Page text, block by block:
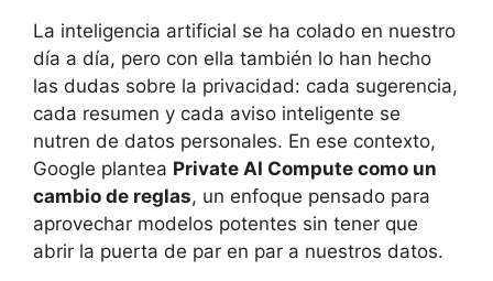
La inteligencia artificial se ha colado en nuestro
día a día, pero con ella también lo han hecho
las dudas sobre la privacidad: cada sugerencia,
cada resumen y cada aviso inteligente se
nutren de datos personales. En ese contexto,
Google plantea Private AI Compute como un
cambio de reglas, un enfoque pensado para
aprovechar modelos potentes sin tener que
abrir la puerta de par en par a nuestros datos.